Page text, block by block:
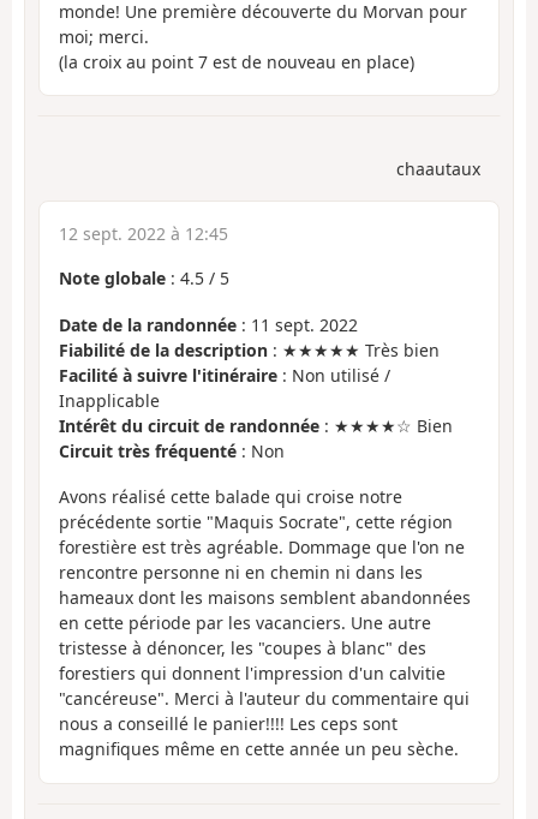
monde! Une première découverte du Morvan pour
moi; merci.
(la croix au point 7 est de nouveau en place)
chaautaux
12 sept. 2022 à 12:45
Note globale : 4.5 / 5
Date de la randonnée : 11 sept. 2022
Fiabilité de la description : ★★★★★ Très bien
Facilité à suivre l'itinéraire : Non utilisé /
Inapplicable
Intérêt du circuit de randonnée : ★★★★☆ Bien
Circuit très fréquenté : Non
Avons réalisé cette balade qui croise notre
précédente sortie "Maquis Socrate", cette région
forestière est très agréable. Dommage que l'on ne
rencontre personne ni en chemin ni dans les
hameaux dont les maisons semblent abandonnées
en cette période par les vacanciers. Une autre
tristesse à dénoncer, les "coupes à blanc" des
forestiers qui donnent l'impression d'un calvitie
"cancéreuse". Merci à l'auteur du commentaire qui
nous a conseillé le panier!!!! Les ceps sont
magnifiques même en cette année un peu sèche.